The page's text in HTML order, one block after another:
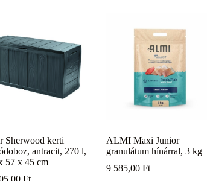
Sherwood kerti
antracit, 270 l,
57 x 45 cm
Ft
ALMI Maxi Junior
granulátum hínárral, 3 kg
9 585,00Ft